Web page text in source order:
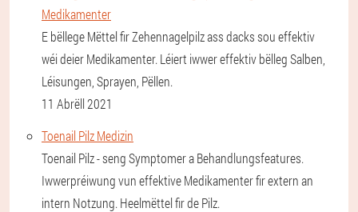
Medikamenter
E bëllege Mëttel fir Zehennagelpilz ass dacks sou effektiv
wéi deier Medikamenter. Léiert iwwer effektiv bëlleg Salben,
Léisungen, Sprayen, Pëllen.
11 Abrëll 2021
Toenail Pilz Medizin
Toenail Pilz - seng Symptomer a Behandlungsfeatures.
Iwwerpréiwung vun effektive Medikamenter fir extern an
intern Notzung. Heelmëttel fir de Pilz.